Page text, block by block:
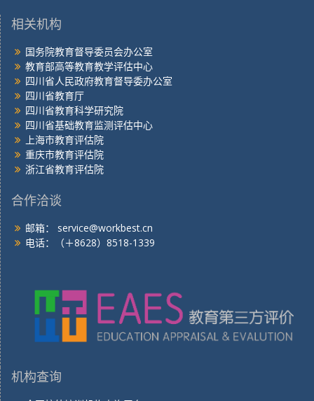
相关机构
国务院教育督导委员会办公室
教育部高等教育教学评估中心
四川省人民政府教育督导委办公室
四川省教育厅
四川省教育科学研究院
四川省基础教育监测评估中心
上海市教育评估院
重庆市教育评估院
浙江省教育评估院
合作洽谈
邮箱：
service@workbest.cn
电话：（＋8628）8518-1339
机构查询